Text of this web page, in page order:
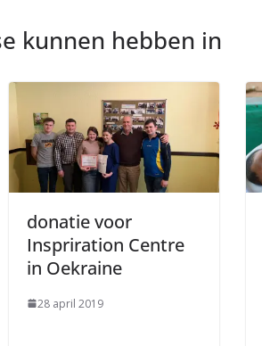
kunnen hebben in
donatie voor
Inspriration Centre
in Oekraine
28 april 2019